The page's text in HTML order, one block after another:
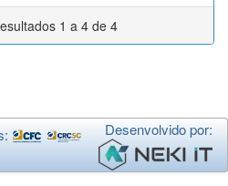
1 a 4 de 4
Desenvolvido por: